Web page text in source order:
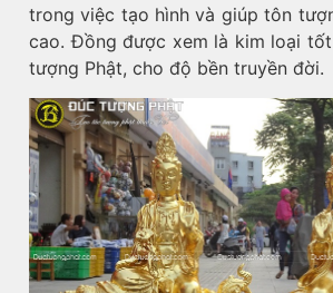
trong việc tạo hình và giúp tôn
cao. Đồng được xem là kim loại
tượng Phật, cho độ bền truyền đời.